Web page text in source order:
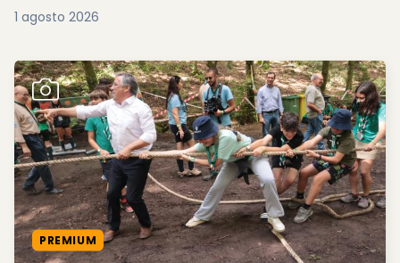
1 agosto 2026
PREMIUM